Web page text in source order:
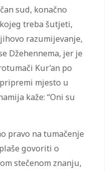
sud, konačno
treba šutjeti,
razumijevanje,
Džehennema, jer je
Kur’an po
mjesto u
kaže: “Oni su
pravo na tumačenje
govoriti o
stečenom znanju,